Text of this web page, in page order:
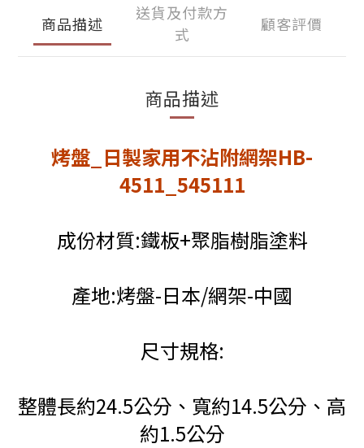
商品描述
送貨及付款方
式
顧客評價
商品描述
烤盤_日製家用不沾附網架HB-
4511_545111
成份材質:鐵板+聚脂樹脂塗料
產地:烤盤-日本/網架-中國
尺寸規格:
整體長約24.5公分、寬約14.5公分、高
約1.5公分